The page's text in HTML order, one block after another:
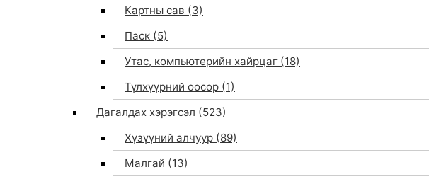
Картны сав (3)
Паск (5)
Утас, компьютерийн хайрцаг (18)
Түлхүүрний оосор (1)
Дагалдах хэрэгсэл (523)
Хүзүүний алчуур (89)
Малгай (13)